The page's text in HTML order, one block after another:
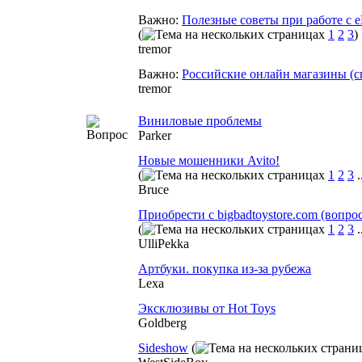
Важно: Полезные советы при работе с
(
1 2 3)
tremor
Важно: Российские онлайн магазины
tremor
Виниловые проблемы
Parker
Новые мошенники Avito!
(
1 2 3
Bruce
Приобрести с bigbadtoystore.com
(
1 2 3
UlliPekka
Артбуки. покупка из-за рубежа
Lexa
Эксклюзивы от Hot Toys
Goldberg
Sideshow (